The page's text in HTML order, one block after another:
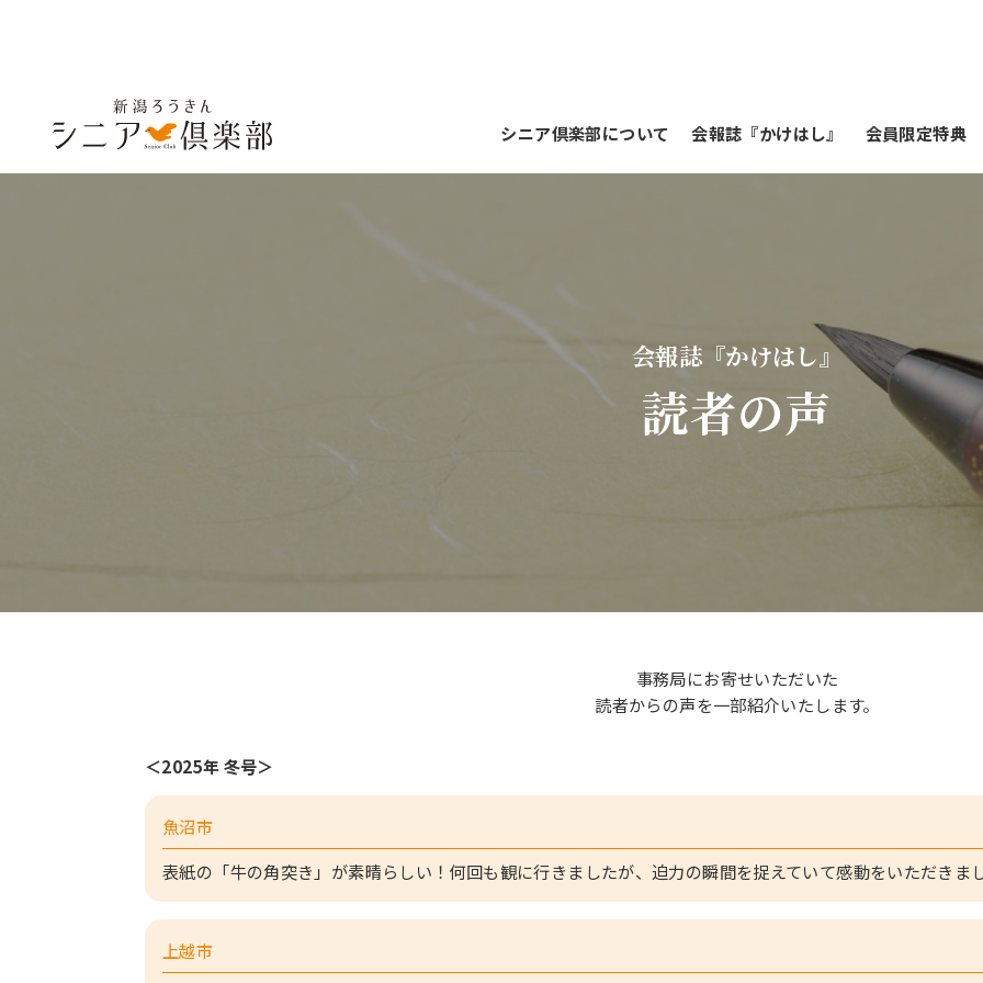
シニア倶楽部について 会報誌『かけはし』 会員限定特典
会報誌『かけはし』
読者の声
事務局にお寄せいただいた
読者からの声を一部紹介いたします。
＜2025年 冬号＞
魚沼市
表紙の「牛の角突き」が素晴らしい！何回も観に行きましたが、迫力の瞬間を捉えていて感動をいただきま
上越市